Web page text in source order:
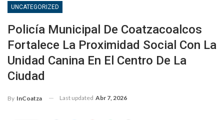
UNCATEGORIZED
Policía Municipal De Coatzacoalcos
Fortalece La Proximidad Social Con La
Unidad Canina En El Centro De La
Ciudad
By InCoatza Last updated Abr 7, 2026